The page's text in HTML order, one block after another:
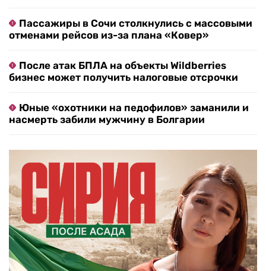
Пассажиры в Сочи столкнулись с массовыми
отменами рейсов из-за плана «Ковер»
После атак БПЛА на объекты Wildberries
бизнес может получить налоговые отсрочки
Юные «охотники на педофилов» заманили и
насмерть забили мужчину в Болгарии